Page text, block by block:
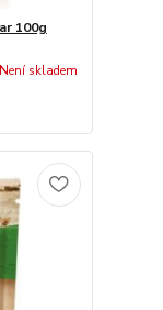
100g
Není skladem